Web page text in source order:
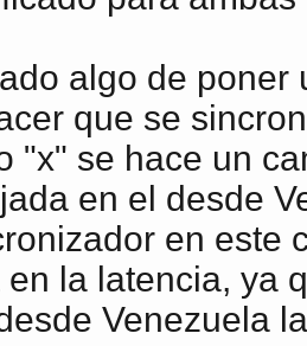
algo de poner
que se
"x" se hace un
en el desde
en este
en la latencia, ya
Venezuela